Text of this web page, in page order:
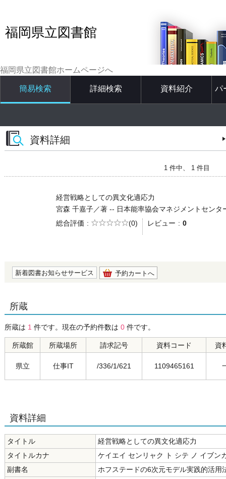
福岡県立図書館
福岡県立図書館ホームページへ
簡易検索 詳細検索 資料紹介 パ
資料詳細
1 件中、 1 件目
経営戦略としての異文化適応力
宮森 千嘉子／著 -- 日本能率協会マネジメントセン
総合評価
5段階評価
(0) レビュー 0
新着図書お知らせサービス 予約カートへ
所蔵
所蔵は 1 件です。現在の予約件数は 0 件です。
所蔵館 所蔵場所 請求記号 資料コード 資
県立 仕事IT /336/1/621 1109465161
資料詳細
タイトル
経営戦略としての異文化適応力
タイトルカナ
ケイエイ センリャク ト シテ ノ イブン
副書名
ホフステードの6次元モデル実践的活用